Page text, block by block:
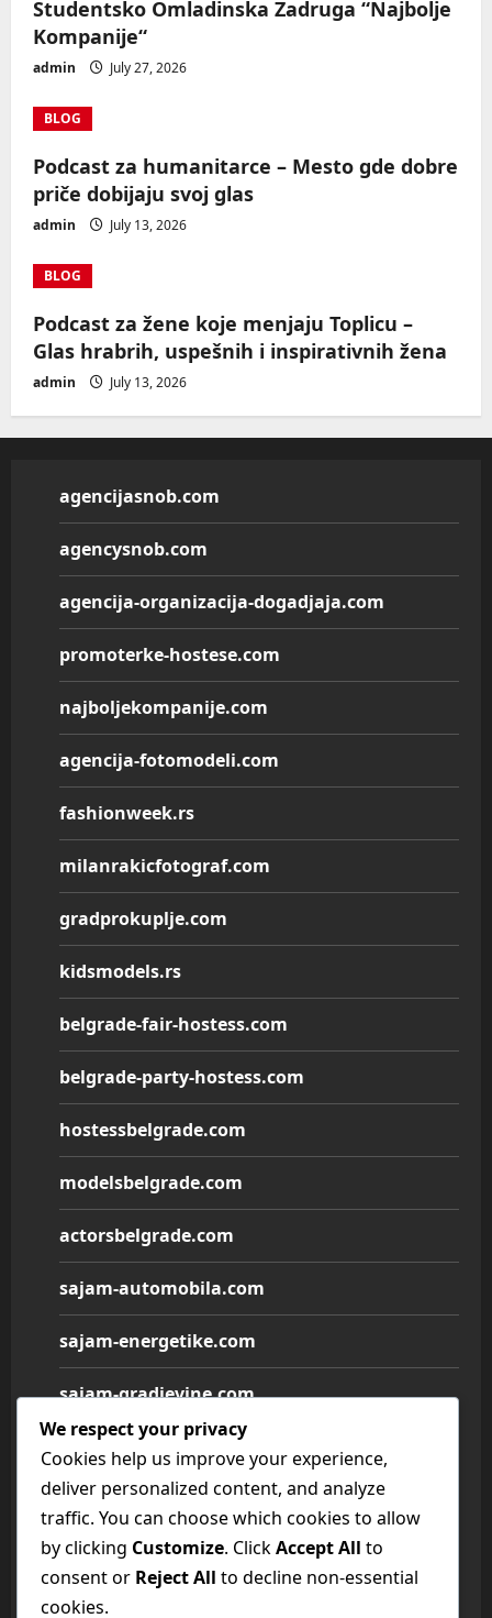
Studentsko Omladinska Zadruga “Najbolje
Kompanije“
admin July 27, 2026
BLOG
Podcast za humanitarce – Mesto gde dobre
priče dobijaju svoj glas
admin July 13, 2026
BLOG
Podcast za žene koje menjaju Toplicu –
Glas hrabrih, uspešnih i inspirativnih žena
admin July 13, 2026
agencijasnob.com
agencysnob.com
agencija-organizacija-dogadjaja.com
promoterke-hostese.com
najboljekompanije.com
agencija-fotomodeli.com
fashionweek.rs
milanrakicfotograf.com
gradprokuplje.com
kidsmodels.rs
belgrade-fair-hostess.com
belgrade-party-hostess.com
hostessbelgrade.com
modelsbelgrade.com
actorsbelgrade.com
sajam-automobila.com
sajam-energetike.com
sajam-gradjevine.com
sajam-medicine.com
sajam-namestaja.com
sajam-poljoprivrede.com
sajam-tehnike.com
We respect your privacy
Cookies help us improve your experience,
deliver personalized content, and analyze
traffic. You can choose which cookies to allow
by clicking Customize. ClickAccept All to
consent or Reject All to decline non-essential
cookies.